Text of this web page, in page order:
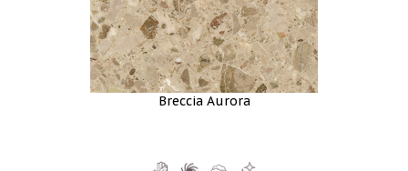
Breccia Aurora